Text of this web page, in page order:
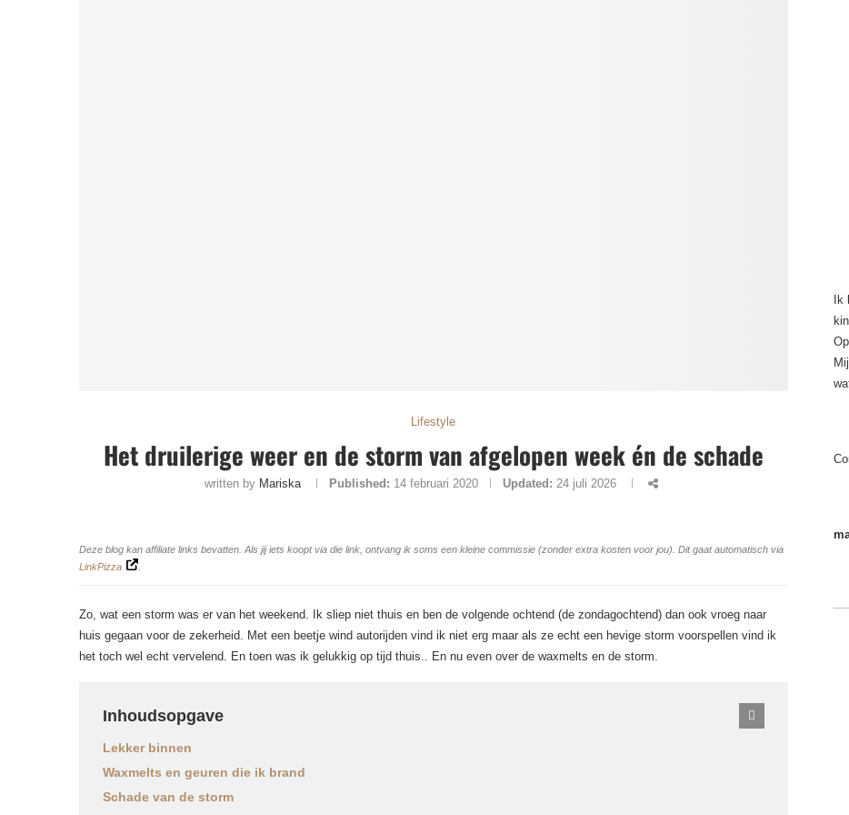
Lifestyle
Het druilerige weer en de storm van afgelopen week én de schade
written by Mariska Published: 14 februari 2020 Updated: 24 juli 2026
Deze blog kan affiliate links bevatten. Als jij iets koopt via die link, ontvang ik soms een kleine commissie (zonder extra kosten voor jou). Dit gaat automatisch via
LinkPizza
Zo, wat een storm was er van het weekend. Ik sliep niet thuis en ben de volgende ochtend (de zondagochtend) dan ook vroeg naar
huis gegaan voor de zekerheid. Met een beetje wind autorijden vind ik niet erg maar als ze echt een hevige storm voorspellen vind ik
het toch wel echt vervelend. En toen was ik gelukkig op tijd thuis.. En nu even over de waxmelts en de storm.
Inhoudsopgave
Lekker binnen
Waxmelts en geuren die ik brand
Schade van de storm